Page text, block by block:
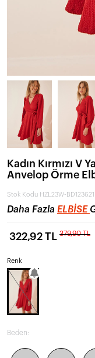
Kadın Kırmızı V
Anvelop Örme
Stok Kodu HZL23W-
Daha Fazla ELBISE
322,92 TL 379,90 TL
Renk
Beden: